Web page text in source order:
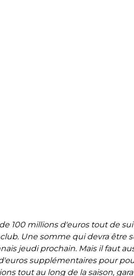
100 millions d'euros tout de
Une somme qui devra être
jeudi prochain. Mais il faut
supplémentaires pour
tout au long de la saison,